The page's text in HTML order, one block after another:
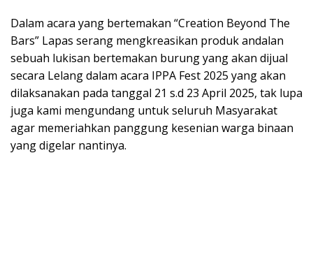
Dalam acara yang bertemakan “Creation Beyond The
Bars” Lapas serang mengkreasikan produk andalan
sebuah lukisan bertemakan burung yang akan dijual
secara Lelang dalam acara IPPA Fest 2025 yang akan
dilaksanakan pada tanggal 21 s.d 23 April 2025, tak lupa
juga kami mengundang untuk seluruh Masyarakat
agar memeriahkan panggung kesenian warga binaan
yang digelar nantinya.